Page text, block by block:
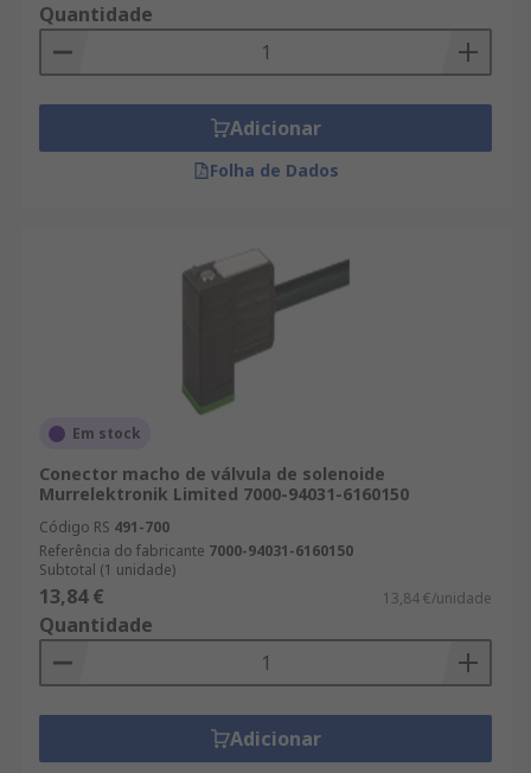
Quantidade
Adicionar
Folha de Dados
Em stock
Conector macho de válvula de solenoide
Murrelektronik Limited 7000-94031-6160150
Código RS 491-700
Referência do fabricante 7000-94031-6160150
Subtotal (1 unidade)
13,84 € 13,84 €/unidade
Quantidade
Adicionar